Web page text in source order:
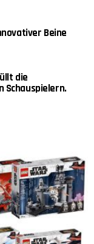
Beine
die
Schauspielern.